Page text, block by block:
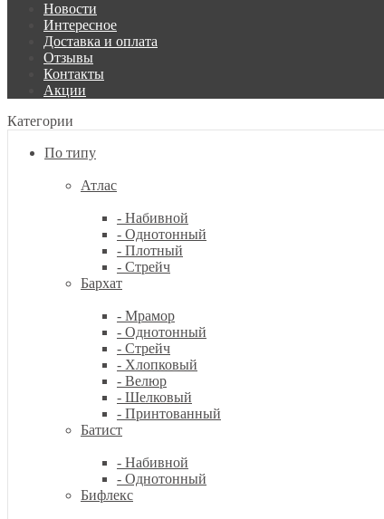
Новости
Интересное
Доставка и оплата
Отзывы
Контакты
Акции
Категории
По типу
Атлас
- Набивной
- Однотонный
- Плотный
- Стрейч
Бархат
- Мрамор
- Однотонный
- Стрейч
- Хлопковый
- Велюр
- Шелковый
- Принтованный
Батист
- Набивной
- Однотонный
Бифлекс